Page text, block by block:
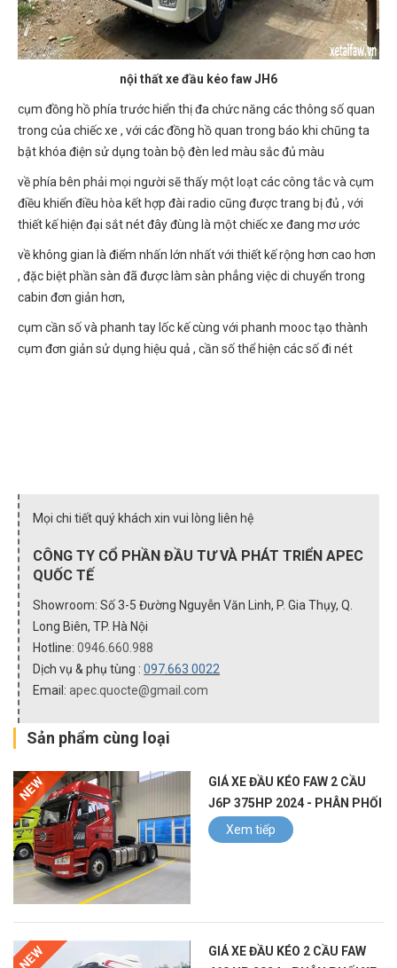
nội thất xe đầu kéo faw JH6
cụm đồng hồ phía trước hiển thị đa chức năng các thông số quan
trong của chiếc xe , với các đồng hồ quan trong báo khi chũng ta
bật khóa điện sử dụng toàn bộ đèn led màu sắc đủ màu
về phía bên phải mọi người sẽ thấy một loạt các công tắc và cụm
điều khiển điều hòa kết hợp đài radio cũng được trang bị đủ , với
thiết kế hiện đại sắt nét đây đùng là một chiếc xe đang mơ ước
về không gian là điểm nhấn lớn nhất với thiết kế rộng hơn cao hơn
, đặc biệt phần sàn đã được làm sàn phẳng việc di chuyển trong
cabin đơn giản hơn,
cụm cần số và phanh tay lốc kế cùng với phanh mooc tạo thành
cụm đơn giản sử dụng hiệu quả , cần số thể hiện các số đi nét
Mọi chi tiết quý khách xin vui lòng liên hệ
CÔNG TY CỔ PHẦN ĐẦU TƯ VÀ PHÁT TRIỂN APEC
QUỐC TẾ
Showroom: Số 3-5 Đường Nguyễn Văn Linh, P. Gia Thụy, Q.
Long Biên, TP. Hà Nội
Hotline: 0946.660.988
Dịch vụ & phụ tùng : 097.663 0022
Email: apec.quocte@gmail.com
Sản phẩm cùng loại
NEW
GIÁ XE ĐẦU KÉO FAW 2 CẦU
J6P 375HP 2024 - PHÂN PHỐI
XE FAW TẠI VIỆT NAM
0982413688
Xem tiếp
NEW
GIÁ XE ĐẦU KÉO 2 CẦU FAW